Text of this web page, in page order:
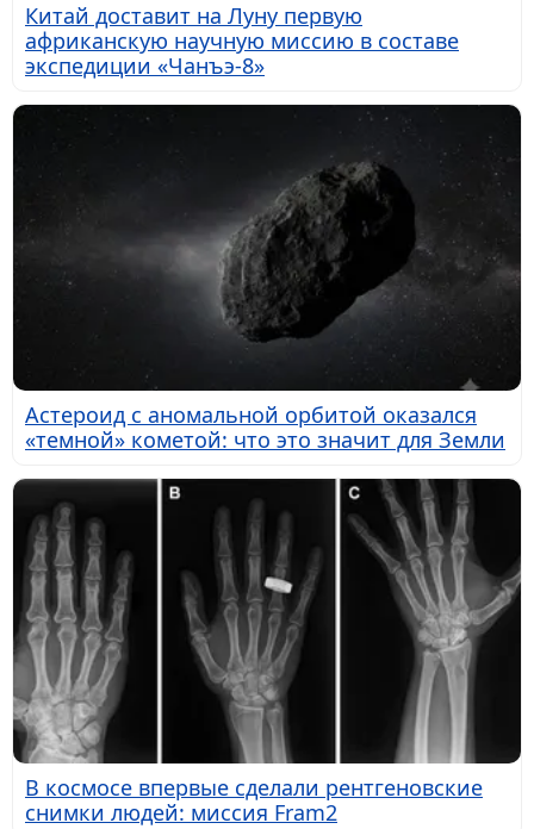
Китай доставит на Луну первую
африканскую научную миссию в составе
экспедиции «Чанъэ-8»
Астероид с аномальной орбитой оказался
«темной» кометой: что это значит для Земли
В космосе впервые сделали рентгеновские
снимки людей: миссия Fram2